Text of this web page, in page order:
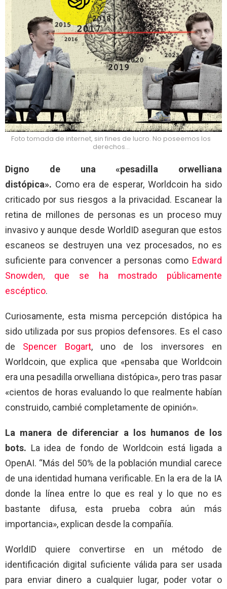
Foto tomada de internet, sin fines de lucro. No poseemos los
derechos…
Digno de una «pesadilla orwelliana
distópica». Como era de esperar, Worldcoin ha sido
criticado por sus riesgos a la privacidad. Escanear la
retina de millones de personas es un proceso muy
invasivo y aunque desde WorldID aseguran que estos
escaneos se destruyen una vez procesados, no es
suficiente para convencer a personas como Edward
Snowden, que se ha mostrado públicamente
escéptico.
Curiosamente, esta misma percepción distópica ha
sido utilizada por sus propios defensores. Es el caso
de Spencer Bogart, uno de los inversores en
Worldcoin, que explica que «pensaba que Worldcoin
era una pesadilla orwelliana distópica», pero tras pasar
«cientos de horas evaluando lo que realmente habían
construido, cambié completamente de opinión».
La manera de diferenciar a los humanos de los
bots. La idea de fondo de Worldcoin está ligada a
OpenAI. “Más del 50% de la población mundial carece
de una identidad humana verificable. En la era de la IA
donde la línea entre lo que es real y lo que no es
bastante difusa, esta prueba cobra aún más
importancia», explican desde la compañía.
WorldID quiere convertirse en un método de
identificación digital suficiente válida para ser usada
para enviar dinero a cualquier lugar, poder votar o